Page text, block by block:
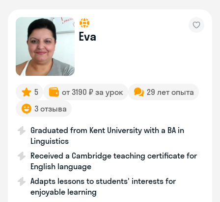
Eva
5 от 3190 ₽ за урок
29 лет опыта
3 отзыва
Graduated from Kent University with a BA in
Linguistics
Received a Cambridge teaching certificate for
English language
Adapts lessons to students' interests for
enjoyable learning